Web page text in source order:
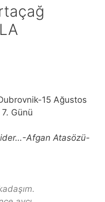
15 Ağustos
Günü
Afgan Atasözü-